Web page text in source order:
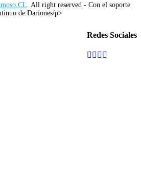
. All right reserved - Con el soporte
de Dariones/p>
Redes Sociales